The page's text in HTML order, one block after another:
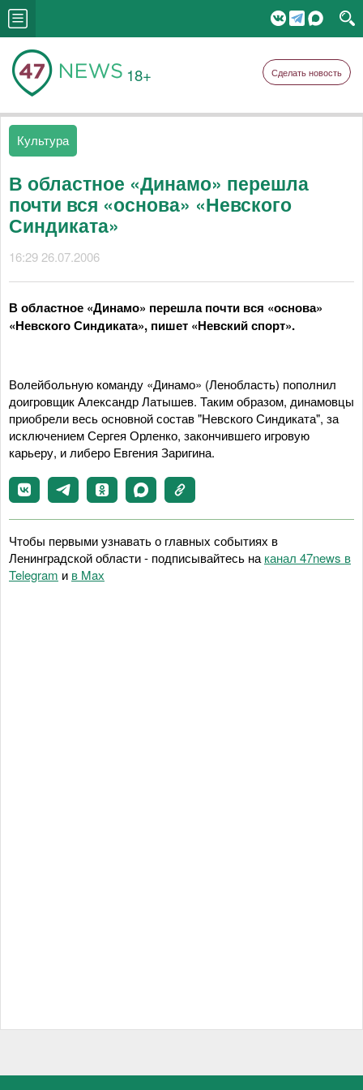
18+ Сделать новость
Культура
В областное «Динамо» перешла
почти вся «основа» «Невского
Синдиката»
16:29 26.07.2006
В областное «Динамо» перешла почти вся «основа»
«Невского Синдиката», пишет «Невский спорт».
Волейбольную команду «Динамо» (Ленобласть) пополнил
доигровщик Александр Латышев. Таким образом, динамовцы
приобрели весь основной состав "Невского Синдиката", за
исключением Сергея Орленко, закончившего игровую
карьеру, и либеро Евгения Заригина.
Чтобы первыми узнавать о главных событиях в
Ленинградской области - подписывайтесь на канал 47news в
Telegram и в Maх